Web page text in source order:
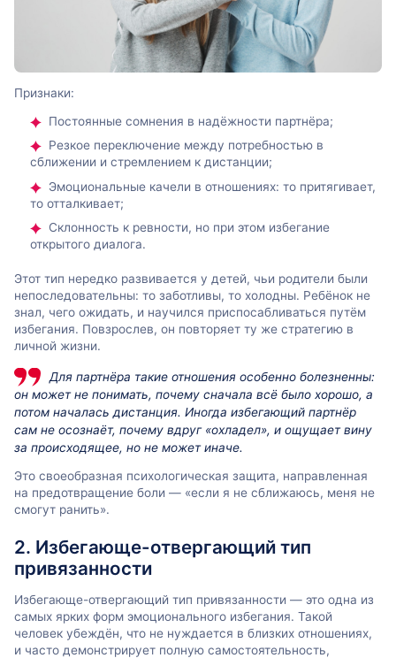
Признаки:
Постоянные сомнения в надёжности партнёра;
Резкое переключение между потребностью в
сближении и стремлением к дистанции;
Эмоциональные качели в отношениях: то притягивает,
то отталкивает;
Склонность к ревности, но при этом избегание
открытого диалога.
Этот тип нередко развивается у детей, чьи родители были
непоследовательны: то заботливы, то холодны. Ребёнок не
знал, чего ожидать, и научился приспосабливаться путём
избегания. Повзрослев, он повторяет ту же стратегию в
личной жизни.
Для партнёра такие отношения особенно болезненны:
он может не понимать, почему сначала всё было хорошо, а
потом началась дистанция. Иногда избегающий партнёр
сам не осознаёт, почему вдруг «охладел», и ощущает вину
за происходящее, но не может иначе.
Это своеобразная психологическая защита, направленная
на предотвращение боли — «если я не сближаюсь, меня не
смогут ранить».
2. Избегающе-отвергающий тип
привязанности
Избегающе-отвергающий тип привязанности — это одна из
самых ярких форм эмоционального избегания. Такой
человек убеждён, что не нуждается в близких отношениях,
и часто демонстрирует полную самостоятельность,